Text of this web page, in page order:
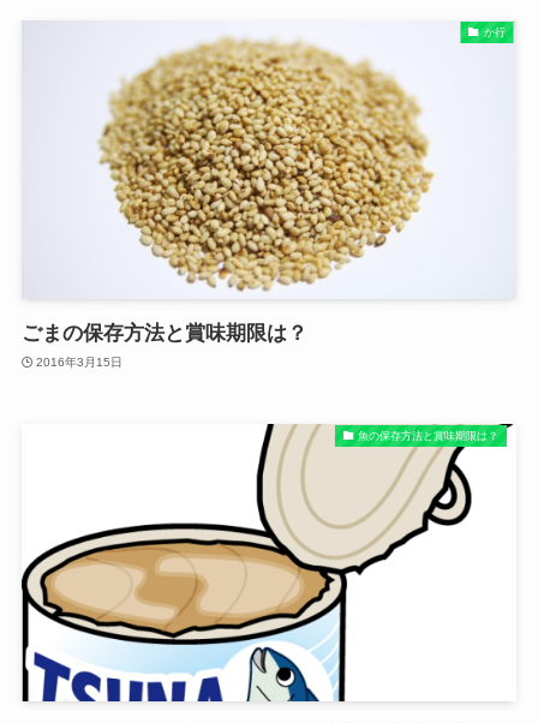
か行
ごまの保存方法と賞味期限は？
2016年3月15日
魚の保存方法と賞味期限は？